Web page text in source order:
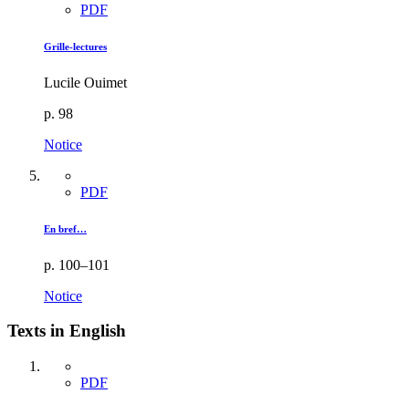
PDF
Grille-lectures
Lucile Ouimet
p. 98
Notice
PDF
En bref…
p. 100–101
Notice
Texts in English
PDF